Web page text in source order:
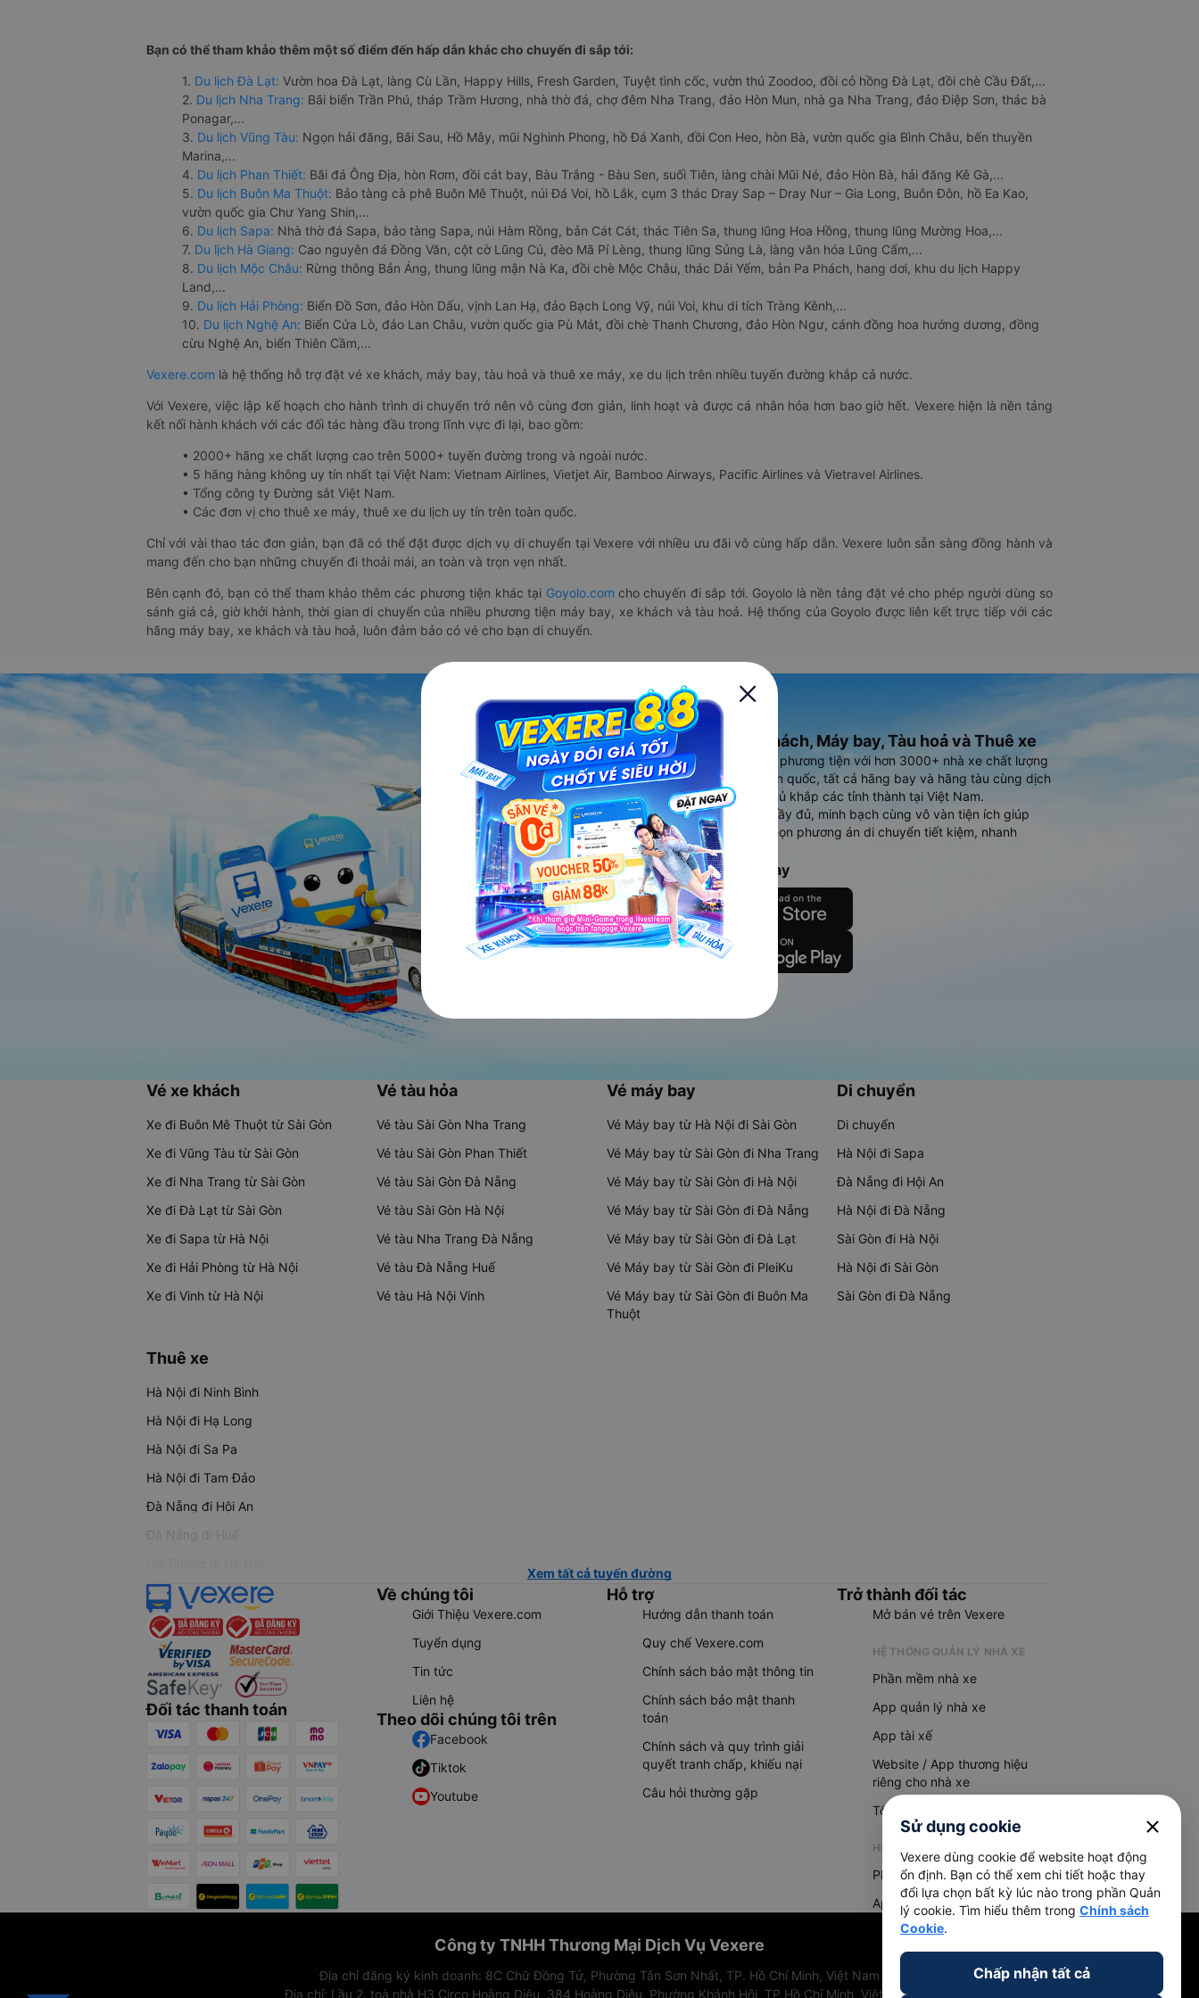
Bạn có thể tham khảo thêm một số điểm đến hấp dẫn khác cho chuyến đi sắp tới:
1. Du lịch Đà Lạt: Vườn hoa Đà Lạt, làng Cù Lần, Happy Hills, Fresh Garden, Tuyệt tình cốc, vườn thú Zoodoo, đồi cỏ hồng Đà Lạt, đồi chè Cầu Đất,...
2. Du lịch Nha Trang: Bãi biển Trần Phú, tháp Trầm Hương, nhà thờ đá, chợ đêm Nha Trang, đảo Hòn Mun, nhà ga Nha Trang, đảo Điệp Sơn, thác bà
Ponagar,...
3. Du lịch Vũng Tàu: Ngọn hải đăng, Bãi Sau, Hồ Mây, mũi Nghinh Phong, hồ Đá Xanh, đồi Con Heo, hòn Bà, vườn quốc gia Bình Châu, bến thuyền
Marina,...
4. Du lịch Phan Thiết: Bãi đá Ông Địa, hòn Rơm, đồi cát bay, Bàu Trắng - Bàu Sen, suối Tiên, làng chài Mũi Né, đảo Hòn Bà, hải đăng Kê Gà,...
5. Du lịch Buôn Ma Thuột: Bảo tàng cà phê Buôn Mê Thuột, núi Đá Voi, hồ Lắk, cụm 3 thác Dray Sap – Dray Nur – Gia Long, Buôn Đôn, hồ Ea Kao,
vườn quốc gia Chư Yang Shin,...
6. Du lịch Sapa: Nhà thờ đá Sapa, bảo tàng Sapa, núi Hàm Rồng, bản Cát Cát, thác Tiên Sa, thung lũng Hoa Hồng, thung lũng Mường Hoa,...
7. Du lịch Hà Giang: Cao nguyên đá Đồng Văn, cột cờ Lũng Cú, đèo Mã Pí Lèng, thung lũng Sủng Là, làng văn hóa Lũng Cẩm,...
8. Du lịch Mộc Châu: Rừng thông Bản Áng, thung lũng mận Nà Ka, đồi chè Mộc Châu, thác Dải Yếm, bản Pa Phách, hang dơi, khu du lịch Happy
Land,...
9. Du lịch Hải Phòng: Biển Đồ Sơn, đảo Hòn Dấu, vịnh Lan Hạ, đảo Bạch Long Vỹ, núi Voi, khu di tích Tràng Kênh,...
10. Du lịch Nghệ An: Biển Cửa Lò, đảo Lan Châu, vườn quốc gia Pù Mát, đồi chè Thanh Chương, đảo Hòn Ngư, cánh đồng hoa hướng dương, đồng
cừu Nghệ An, biển Thiên Cầm,...
Vexere.com là hệ thống hỗ trợ đặt vé xe khách, máy bay, tàu hoả và thuê xe máy, xe du lịch trên nhiều tuyến đường khắp cả nước.
Với Vexere, việc lập kế hoạch cho hành trình di chuyển trở nên vô cùng đơn giản, linh hoạt và được cá nhân hóa hơn bao giờ hết. Vexere hiện là nền tảng
kết nối hành khách với các đối tác hàng đầu trong lĩnh vực đi lại, bao gồm:
• 2000+ hãng xe chất lượng cao trên 5000+ tuyến đường trong và ngoài nước.
• 5 hãng hàng không uy tín nhất tại Việt Nam: Vietnam Airlines, Vietjet Air, Bamboo Airways, Pacific Airlines và Vietravel Airlines.
• Tổng công ty Đường sắt Việt Nam.
• Các đơn vị cho thuê xe máy, thuê xe du lịch uy tín trên toàn quốc.
Chỉ với vài thao tác đơn giản, bạn đã có thể đặt được dịch vụ di chuyển tại Vexere với nhiều ưu đãi vô cùng hấp dẫn. Vexere luôn sẵn sàng đồng hành và
mang đến cho bạn những chuyến đi thoải mái, an toàn và trọn vẹn nhất.
Bên cạnh đó, bạn có thể tham khảo thêm các phương tiện khác tại Goyolo.com cho chuyến đi sắp tới. Goyolo là nền tảng đặt vé cho phép người dùng so
sánh giá cả, giờ khởi hành, thời gian di chuyển của nhiều phương tiện máy bay, xe khách và tàu hoả. Hệ thống của Goyolo được liên kết trực tiếp với các
hãng máy bay, xe khách và tàu hoả, luôn đảm bảo có vé cho bạn di chuyển.
Ứng dụng đặt vé Xe khách, Máy bay, Tàu hoả và Thuê xe
Vexere - ứng dụng đặt vé đa phương tiện với hơn 3000+ nhà xe chất lượng
cao, 5000+ tuyến đường toàn quốc, tất cả hãng bay và hãng tàu cùng dịch
vụ thuê xe máy, xe du lịch phủ khắp các tỉnh thành tại Việt Nam.
Ứng dụng hiển thị thông tin đầy đủ, minh bạch cùng vô vàn tiện ích giúp
người dùng so sánh và lựa chọn phương án di chuyển tiết kiệm, nhanh
chóng và phù hợp nhất.
Tải ứng dụng Vexere ngay
Vé xe khách
Xe đi Buôn Mê Thuột từ Sài Gòn
Xe đi Vũng Tàu từ Sài Gòn
Xe đi Nha Trang từ Sài Gòn
Xe đi Đà Lạt từ Sài Gòn
Xe đi Sapa từ Hà Nội
Xe đi Hải Phòng từ Hà Nội
Xe đi Vinh từ Hà Nội
Vé tàu hỏa
Vé tàu Sài Gòn Nha Trang
Vé tàu Sài Gòn Phan Thiết
Vé tàu Sài Gòn Đà Nẵng
Vé tàu Sài Gòn Hà Nội
Vé tàu Nha Trang Đà Nẵng
Vé tàu Đà Nẵng Huế
Vé tàu Hà Nội Vinh
Vé máy bay
Vé Máy bay từ Hà Nội đi Sài Gòn
Vé Máy bay từ Sài Gòn đi Nha Trang
Vé Máy bay từ Sài Gòn đi Hà Nội
Vé Máy bay từ Sài Gòn đi Đà Nẵng
Vé Máy bay từ Sài Gòn đi Đà Lạt
Vé Máy bay từ Sài Gòn đi PleiKu
Vé Máy bay từ Sài Gòn đi Buôn Ma
Thuột
Di chuyển
Di chuyển
Hà Nội đi Sapa
Đà Nẵng đi Hội An
Hà Nội đi Đà Nẵng
Sài Gòn đi Hà Nội
Hà Nội đi Sài Gòn
Sài Gòn đi Đà Nẵng
Thuê xe
Hà Nội đi Ninh Bình
Hà Nội đi Hạ Long
Hà Nội đi Sa Pa
Hà Nội đi Tam Đảo
Đà Nẵng đi Hội An
Đà Nẵng đi Huế
Xem tất cả tuyến đường
Đối tác thanh toán
Về chúng tôi
Giới Thiệu Vexere.com
Tuyển dụng
Tin tức
Liên hệ
Theo dõi chúng tôi trên
Facebook
Tiktok
Youtube
Hỗ trợ
Hướng dẫn thanh toán
Quy chế Vexere.com
Chính sách bảo mật thông tin
Chính sách bảo mật thanh
toán
Chính sách và quy trình giải
quyết tranh chấp, khiếu nại
Câu hỏi thường gặp
Trở thành đối tác
Mở bán vé trên Vexere
HỆ THỐNG QUẢN LÝ NHÀ XE
Phần mềm nhà xe
App quản lý nhà xe
App tài xế
Website / App thương hiệu
riêng cho nhà xe
Tổng đài AI
HỆ THỐNG QUẢN LÝ HÀNG HOÁ
Phần mềm quản lý hàng hoá
App quản lý hàng hoá
Công ty TNHH Thương Mại Dịch Vụ Vexere
Địa chỉ đăng ký kinh doanh: 8C Chữ Đồng Tử, Phường Tân Sơn Nhất, TP. Hồ Chí Minh, Việt Nam
Địa chỉ: Lầu 2, toà nhà H3 Circo Hoàng Diệu, 384 Hoàng Diệu, Phường Khánh Hội, TP Hồ Chí Minh, Việt Nam
Sử dụng cookie close
Vexere dùng cookie để website hoạt động
ổn định. Bạn có thể xem chi tiết hoặc thay
đổi lựa chọn bất kỳ lúc nào trong phần Quản
lý cookie. Tìm hiểu thêm trong Chính sách
Cookie.
Chấp nhận tất cả